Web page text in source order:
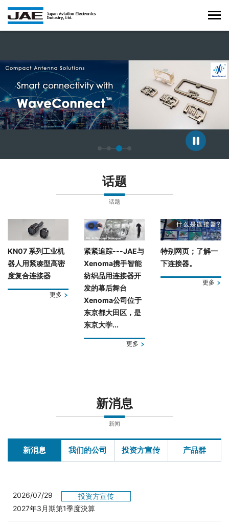
话题
话题
KN07 系列工业机
器人用紧凑型高密
度复合连接器
更多
紧紧追踪---JAE与
Xenoma携手智能
纺织品用连接器开
发的幕后舞台
Xenoma公司位于
东京都大田区，是
东京大学...
更多
特别网页；了解一
下连接器。
更多
新消息
新闻
新消息 我们的公司 投资方宣传 产品群
2026/07/29
投资方宣传
2027年3月期第1季度決算